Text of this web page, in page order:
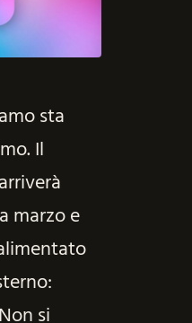
sta
Il
marzo e
si